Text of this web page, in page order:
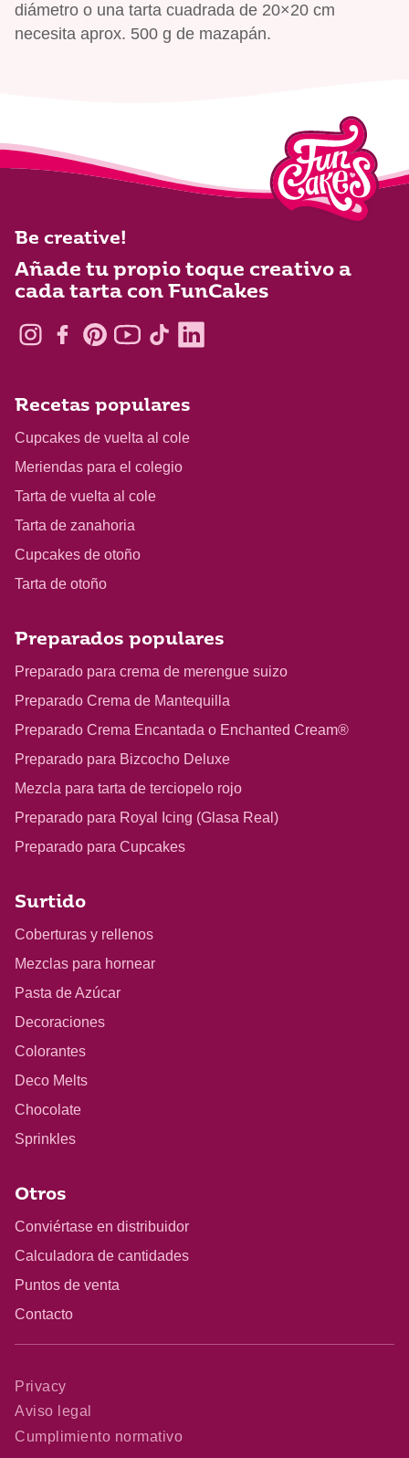
diámetro o una tarta cuadrada de 20×20 cm
necesita aprox. 500 g de mazapán.
Be creative!
Añade tu propio toque creativo a
cada tarta con FunCakes
Recetas populares
Cupcakes de vuelta al cole
Meriendas para el colegio
Tarta de vuelta al cole
Tarta de zanahoria
Cupcakes de otoño
Tarta de otoño
Preparados populares
Preparado para crema de merengue suizo
Preparado Crema de Mantequilla
Preparado Crema Encantada o Enchanted Cream®
Preparado para Bizcocho Deluxe
Mezcla para tarta de terciopelo rojo
Preparado para Royal Icing (Glasa Real)
Preparado para Cupcakes
Surtido
Coberturas y rellenos
Mezclas para hornear
Pasta de Azúcar
Decoraciones
Colorantes
Deco Melts
Chocolate
Sprinkles
Otros
Conviértase en distribuidor
Calculadora de cantidades
Puntos de venta
Contacto
Privacy
Aviso legal
Cumplimiento normativo